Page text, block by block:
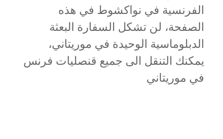
الفرنسية في نواكشوط في هذه
الصفحة، لن تشكل السفارة البعثة
الدبلوماسية الوحيدة في موريتاني،
يمكنك التنقل الى جميع قنصليات فرنس
في موريتاني